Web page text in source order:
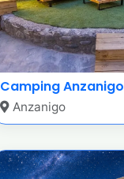
Camping Anzanigo
Anzanigo